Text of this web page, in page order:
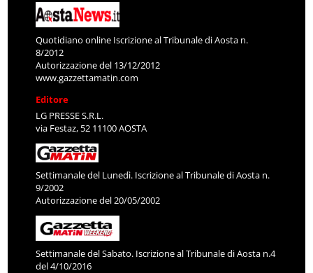
Quotidiano online Iscrizione al Tribunale di Aosta n.
8/2012
Autorizzazione del 13/12/2012
www.gazzettamatin.com
Editore
LG PRESSE S.R.L.
via Festaz, 52 11100 AOSTA
Settimanale del Lunedì. Iscrizione al Tribunale di Aosta n.
9/2002
Autorizzazione del 20/05/2002
Settimanale del Sabato. Iscrizione al Tribunale di Aosta n.4
del 4/10/2016